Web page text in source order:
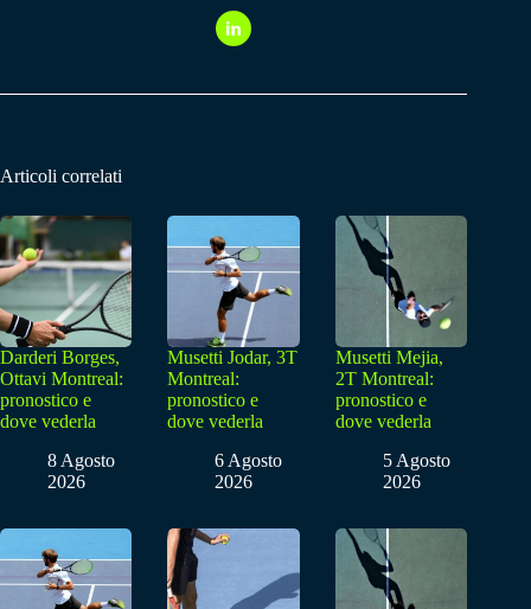
Articoli correlati
Darderi Borges,
Ottavi Montreal:
pronostico e
dove vederla
8 Agosto
2026
Musetti Jodar, 3T
Montreal:
pronostico e
dove vederla
6 Agosto
2026
Musetti Mejia,
2T Montreal:
pronostico e
dove vederla
5 Agosto
2026